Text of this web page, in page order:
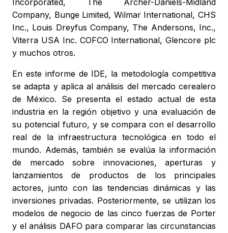
Incorporated, The Archer-Daniels-Midland
Company, Bunge Limited, Wilmar International, CHS
Inc., Louis Dreyfus Company, The Andersons, Inc.,
Viterra USA Inc. COFCO International, Glencore plc
y muchos otros.
En este informe de IDE, la metodología competitiva
se adapta y aplica al análisis del mercado cerealero
de México. Se presenta el estado actual de esta
industria en la región objetivo y una evaluación de
su potencial futuro, y se compara con el desarrollo
real de la infraestructura tecnológica en todo el
mundo. Además, también se evalúa la información
de mercado sobre innovaciones, aperturas y
lanzamientos de productos de los principales
actores, junto con las tendencias dinámicas y las
inversiones privadas. Posteriormente, se utilizan los
modelos de negocio de las cinco fuerzas de Porter
y el análisis DAFO para comparar las circunstancias